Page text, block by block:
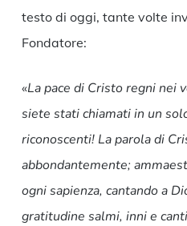
testo di oggi, tante volte
Fondatore:
«La pace di Cristo regni nei
siete stati chiamati in un
riconoscenti! La parola di
abbondantemente;
ogni sapienza, cantando a
gratitudine salmi, inni e